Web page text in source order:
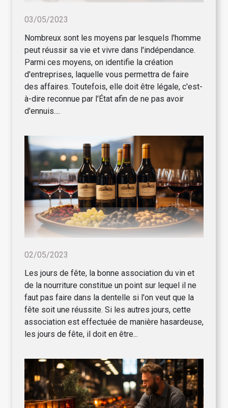
03/05/2023
Nombreux sont les moyens par lesquels l'homme
peut réussir sa vie et vivre dans l'indépendance.
Parmi ces moyens, on identifie la création
d'entreprises, laquelle vous permettra de faire
des affaires. Toutefois, elle doit être légale, c'est-
à-dire reconnue par l'État afin de ne pas avoir
d'ennuis....
02/05/2023
Les jours de fête, la bonne association du vin et
de la nourriture constitue un point sur lequel il ne
faut pas faire dans la dentelle si l'on veut que la
fête soit une réussite. Si les autres jours, cette
association est effectuée de manière hasardeuse,
les jours de fête, il doit en être...